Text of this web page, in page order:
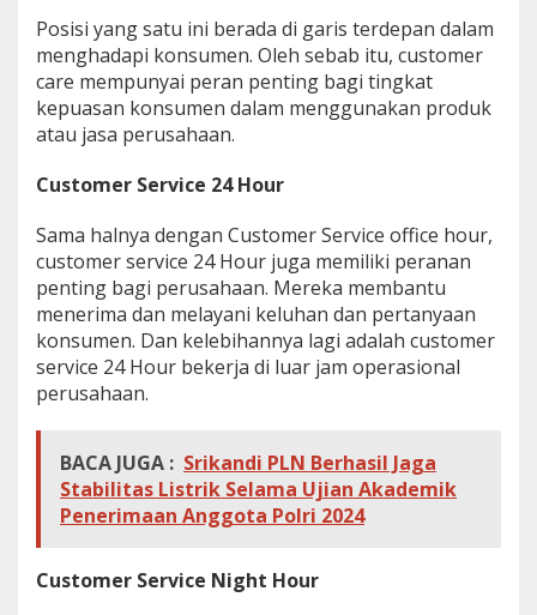
Posisi yang satu ini berada di garis terdepan dalam
menghadapi konsumen. Oleh sebab itu, customer
care mempunyai peran penting bagi tingkat
kepuasan konsumen dalam menggunakan produk
atau jasa perusahaan.
Customer Service 24 Hour
Sama halnya dengan Customer Service office hour,
customer service 24 Hour juga memiliki peranan
penting bagi perusahaan. Mereka membantu
menerima dan melayani keluhan dan pertanyaan
konsumen. Dan kelebihannya lagi adalah customer
service 24 Hour bekerja di luar jam operasional
perusahaan.
BACA JUGA : Srikandi PLN Berhasil Jaga
Stabilitas Listrik Selama Ujian Akademik
Penerimaan Anggota Polri 2024
Customer Service Night Hour